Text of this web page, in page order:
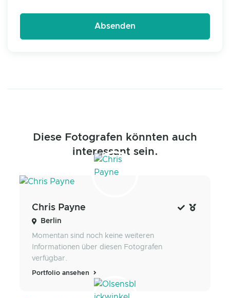
Diese Fotografen könnten auch
interessant sein.
Chris Payne
Berlin
Momentan sind noch keine weiteren
Informationen über diesen Fotografen
verfügbar.
Portfolio ansehen